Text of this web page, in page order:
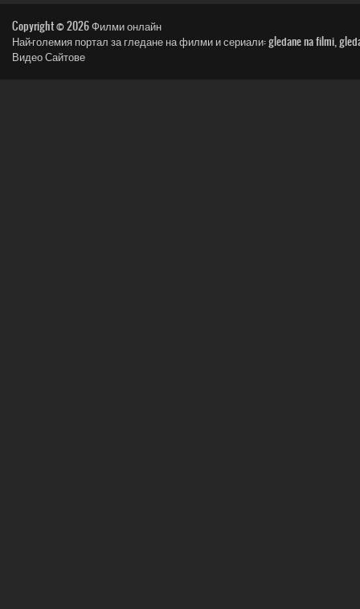
Copyright © 2026Филми онлайн
Най-големия портал за гледане на филми и сериали: gledane na filmi,
Видео Сайтове